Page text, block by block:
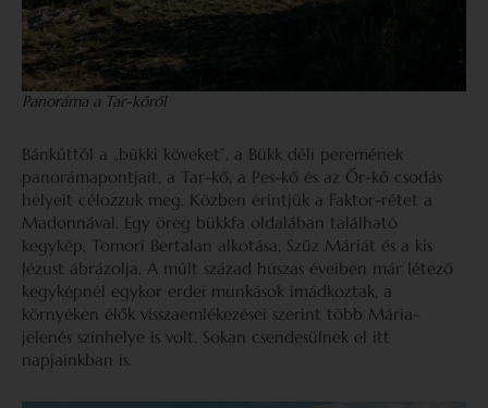
Panoráma a Tar-kőről
Bánkúttól a „bükki köveket”, a Bükk déli peremének
panorámapontjait, a Tar-kő, a Pes-kő és az Őr-kő csodás
helyeit célozzuk meg. Közben érintjük a Faktor-rétet a
Madonnával. Egy öreg bükkfa oldalában található
kegykép, Tomori Bertalan alkotása, Szűz Máriát és a kis
Jézust ábrázolja. A múlt század húszas éveiben már létező
kegyképnél egykor erdei munkások imádkoztak, a
környéken élők visszaemlékezései szerint több Mária-
jelenés színhelye is volt. Sokan csendesülnek el itt
napjainkban is.